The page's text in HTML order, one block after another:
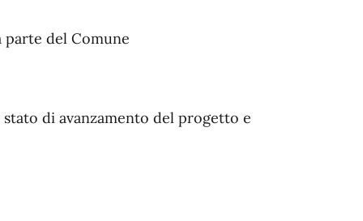
parte del Comune
di avanzamento del progetto e